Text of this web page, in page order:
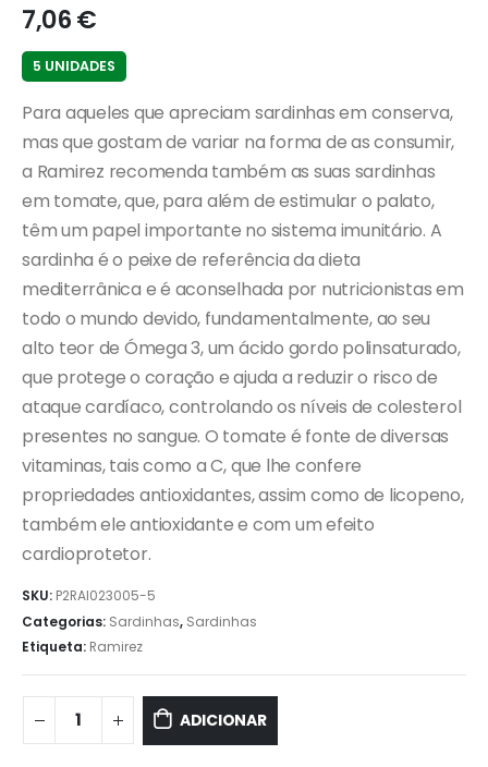
7,06€
5 UNIDADES
Para aqueles que apreciam sardinhas em conserva,
mas que gostam de variar na forma de as consumir,
a Ramirez recomenda também as suas sardinhas
em tomate, que, para além de estimular o palato,
têm um papel importante no sistema imunitário. A
sardinha é o peixe de referência da dieta
mediterrânica e é aconselhada por nutricionistas em
todo o mundo devido, fundamentalmente, ao seu
alto teor de Ómega 3, um ácido gordo polinsaturado,
que protege o coração e ajuda a reduzir o risco de
ataque cardíaco, controlando os níveis de colesterol
presentes no sangue. O tomate é fonte de diversas
vitaminas, tais como a C, que lhe confere
propriedades antioxidantes, assim como de licopeno,
também ele antioxidante e com um efeito
cardioprotetor.
SKU: P2RAI023005-5
Categorias: Sardinhas, Sardinhas
Etiqueta: Ramirez
ADICIONAR